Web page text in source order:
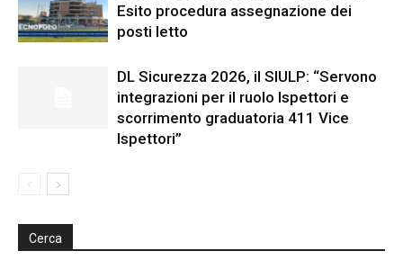
Esito procedura assegnazione dei
posti letto
DL Sicurezza 2026, il SIULP: “Servono
integrazioni per il ruolo Ispettori e
scorrimento graduatoria 411 Vice
Ispettori”
Cerca